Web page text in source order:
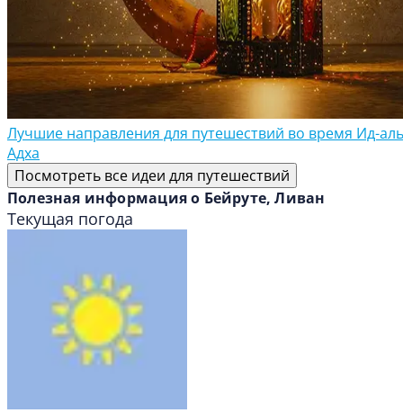
Лучшие направления для путешествий во время Ид-
Адха
Посмотреть все идеи для путешествий
Полезная информация о Бейруте, Ливан
Текущая погода